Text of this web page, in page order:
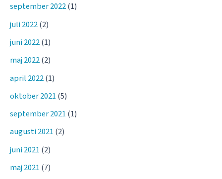
september 2022(1)
juli 2022(2)
juni 2022(1)
maj 2022(2)
april 2022(1)
oktober 2021 (5)
september 2021 (1)
augusti 2021 (2)
juni 2021 (2)
maj 2021 (7)